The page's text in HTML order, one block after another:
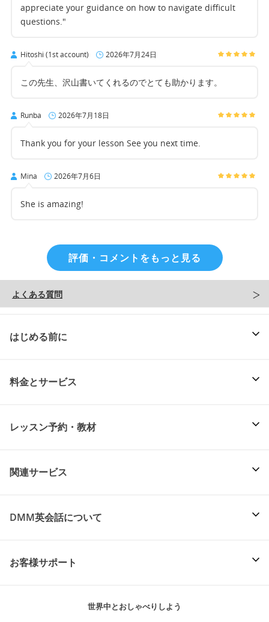
appreciate your guidance on how to navigate difficult
questions."
Hitoshi (1st account) 2026年7月24日
この先生、沢山書いてくれるのでとても助かります。
Runba 2026年7月18日
Thank you for your lesson See you next time.
Mina 2026年7月6日
She is amazing!
評価・コメントをもっと見る
よくある質問
はじめる前に
料金とサービス
レッスン予約・教材
関連サービス
DMM英会話について
お客様サポート
世界中とおしゃべりしよう